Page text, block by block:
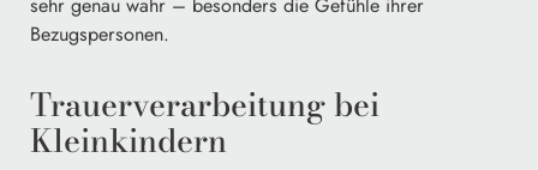
Bezugspersonen.
Trauerverarbeitung bei
Kleinkindern